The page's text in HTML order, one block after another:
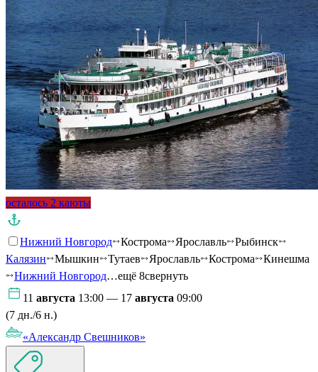
осталось 2 каюты
Нижний Новгород Кострома Ярославль
Рыбинск
Калязин
Мышкин Тутаев Ярославль Кострома
Кинешма
Нижний Новгород…ещё 8свернуть
11 августа 13:00 — 17 августа 09:00
(7 дн./6 н.)
«Александр Свешников»